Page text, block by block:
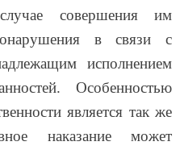
совершения им
в связи с
исполнением
Особенностью
является так же
наказание может